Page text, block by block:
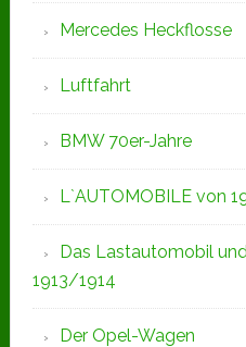
Mercedes Heckflosse
Luftfahrt
BMW 70er-Jahre
L`AUTOMOBILE von
Das Lastautomobil
1913/1914
Der Opel-Wagen